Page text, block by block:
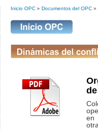
Inicio OPC » Documentos del OPC »
en